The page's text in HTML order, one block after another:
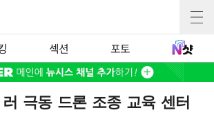
섹션 포토
극동 드론 조종 교육 센터